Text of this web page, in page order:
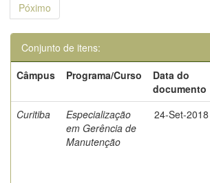
Póximo
Conjunto de itens:
Câmpus
Programa/Curso
Data do
documento
Curitiba
Especialização
em Gerência de
Manutenção
24-Set-2018